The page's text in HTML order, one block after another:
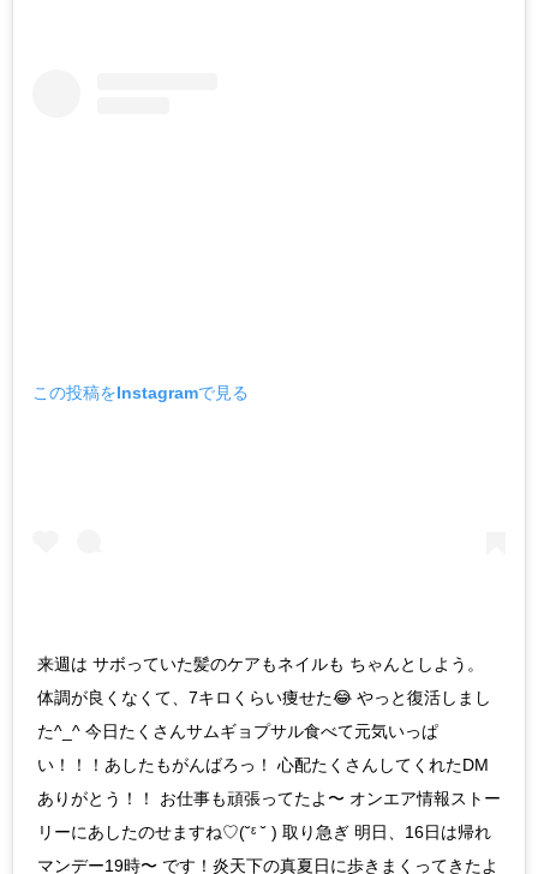
この投稿をInstagramで見る
来週は サボっていた髪のケアもネイルも ちゃんとしよう。
体調が良くなくて、7キロくらい痩せた😂 やっと復活しまし
た^_^ 今日たくさんサムギョプサル食べて元気いっぱ
い！！！あしたもがんばろっ！ 心配たくさんしてくれたDM
ありがとう！！ お仕事も頑張ってたよ〜 オンエア情報ストー
リーにあしたのせますね♡(˘ᵋ ˘ ) 取り急ぎ 明日、16日は帰れ
マンデー19時〜 です！炎天下の真夏日に歩きまくってきたよ